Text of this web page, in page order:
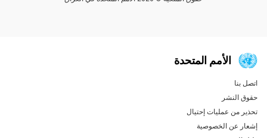
الأمم المتحدة
Global U.N. menu
اتصل بنا
حقوق النشر
تحذير من عمليات إحتيال
إشعار عن الخصوصية